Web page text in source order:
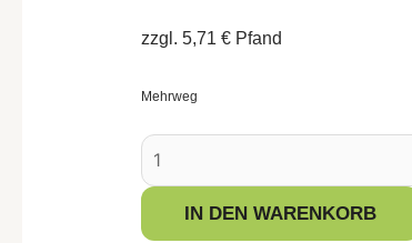
zzgl. 5,71 €Pfand
Mehrweg
IN DEN WARENKORB